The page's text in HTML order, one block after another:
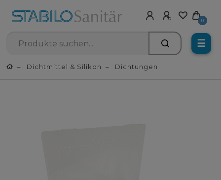
0
☰
Dichtmittel & Silikon Dichtungen